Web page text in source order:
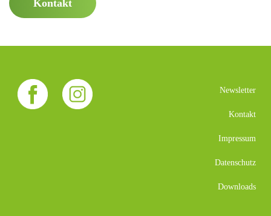
Kontakt
Newsletter
Kontakt
Impressum
Datenschutz
Downloads